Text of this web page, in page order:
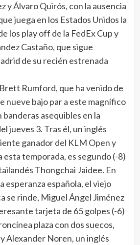
y Álvaro Quirós, con la ausencia
juega en los Estados Unidos la
los play off de la FedEx Cup y
Castaño, que sigue
de su recién estrenada
Rumford, que ha venido de
nueve bajo par a este magnífico
banderas asequibles en la
jueves 3. Tras él, un inglés
ganador del KLM Open y
esta temporada, es segundo (-8)
Thongchai Jaidee. En
esperanza española, el viejo
se rinde, Miguel Ángel Jiménez
tarjeta de 65 golpes (-6)
plaza con dos suecos,
Alexander Noren, un inglés